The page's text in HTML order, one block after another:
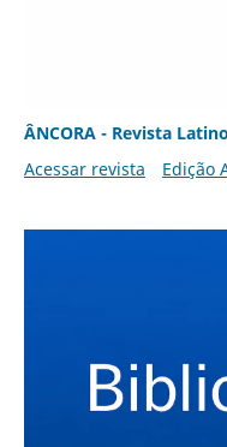
ÂNCORA - Revista
Acessar revista
Edição